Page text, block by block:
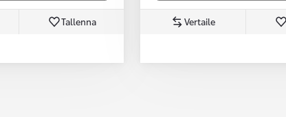
Tallenna Vertaile